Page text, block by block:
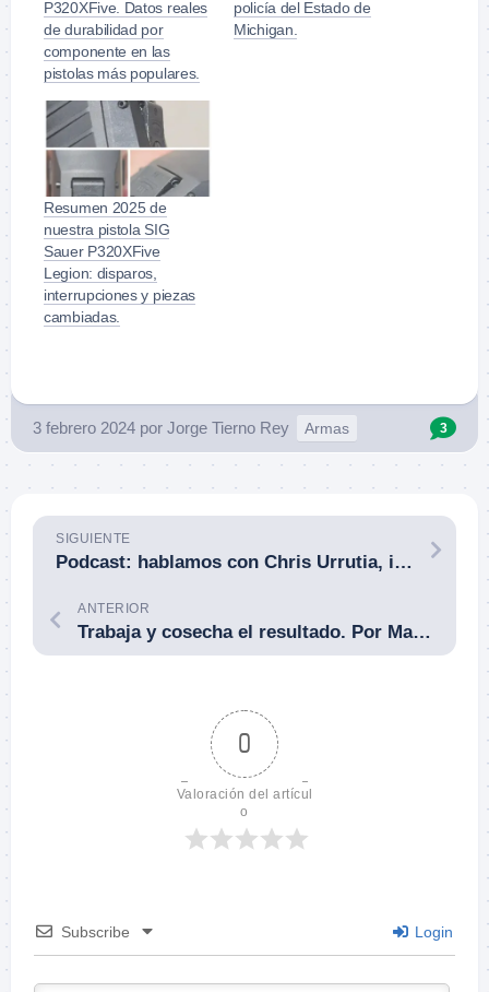
P320XFive. Datos reales
de durabilidad por
componente en las
pistolas más populares.
policía del Estado de
Michigan.
Resumen 2025 de
nuestra pistola SIG
Sauer P320XFive
Legion: disparos,
interrupciones y piezas
cambiadas.
3 febrero 2024 por Jorge Tierno Rey Armas 3
SIGUIENTE
Podcast: hablamos con Chris Urrutia, instructor de tiro a tiempo completo en Vortex Edge (Vortex Optics), ex-marine y ex-SWAT.
ANTERIOR
Trabaja y cosecha el resultado. Por Matt Pranka.
0
Valoración del artícul
o
Subscribe Login